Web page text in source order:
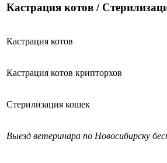
Кастрация котов /
Кастрация котов
Кастрация котов крипторхов
Стерилизация кошек
Выезд ветеринара по Новосибирску